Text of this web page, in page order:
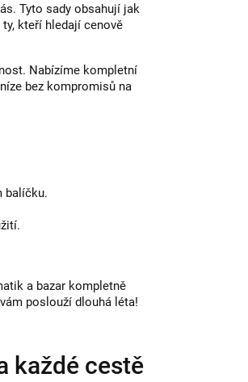
Tyto sady obsahují jak
kteří hledají cenově
Nabízíme kompletní
bez kompromisů na
balíčku.
a bazar kompletně
poslouží dlouhá léta!
každé cestě